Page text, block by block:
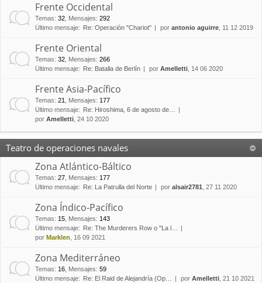
Frente Occidental
Temas: 32 Mensajes: 292
Último mensaje:
Re: Operación "Chariot" por antonio aguirre , 11 12 2019
Frente Oriental
Temas: 32 Mensajes: 266
Último mensaje:
Re: Batalla de Berlín por Amelletti , 14 06 2020
Frente Asia-Pacífico
Temas: 21 Mensajes: 177
Último mensaje:
Re: Hiroshima, 6 de agosto de…
por Amelletti , 24 10 2020
Teatro de operaciones navales
Zona Atlántico-Báltico
Temas: 27 Mensajes: 177
Último mensaje:
Re: La Patrulla del Norte por alsair2781 , 27 11 2020
Zona Índico-Pacífico
Temas: 15 Mensajes: 143
Último mensaje:
Re: The Murderers Row o "La l…
por Marklen , 16 09 2021
Zona Mediterráneo
Temas: 16 Mensajes: 59
Último mensaje:
Re: El Raid de Alejandría (Op… por Amelletti , 21 10 2021